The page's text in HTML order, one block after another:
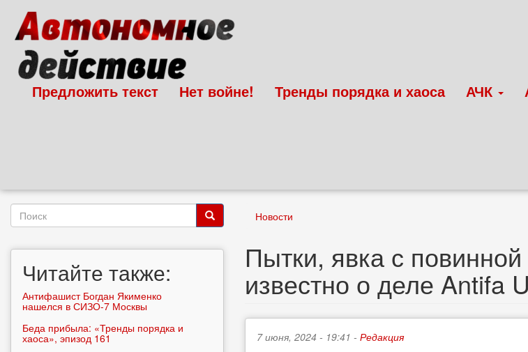
основному
содержанию
Предложить текст Нет войне! Тренды порядка и хаоса АЧК
Новости
Пытки, явка с
известно о деле Antifa
7 июня, 2024 - 19:41 - Редакция
Форма
Читайте также:
Антифашист Богдан Якименко
нашелся в СИЗО-7 Москвы
Беда прибыла: «Тренды порядка и
хаоса», эпизод 161